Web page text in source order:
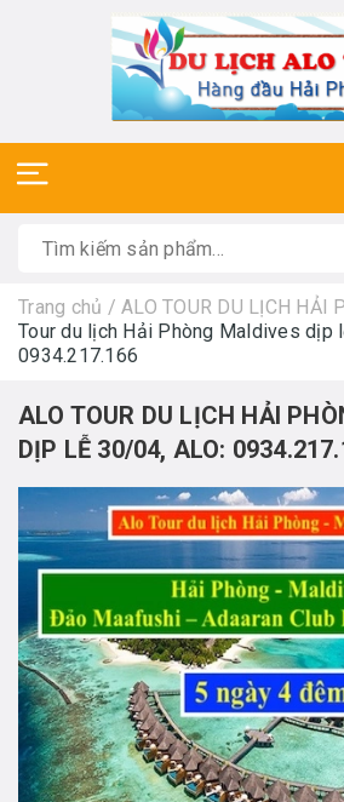
Trang chủ / ALO TOUR DU LỊCH HẢI
Tour du lịch Hải Phòng Maldives dịp
0934.217.166
ALO TOUR DU LỊCH HẢI
DỊP LỄ 30/04, ALO: